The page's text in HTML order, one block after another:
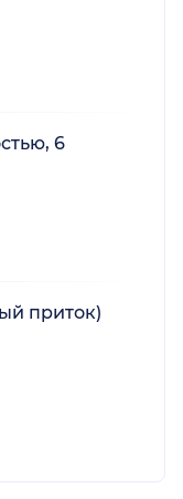
6
приток)